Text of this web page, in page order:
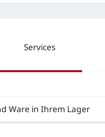
Services
Ware in Ihrem Lager